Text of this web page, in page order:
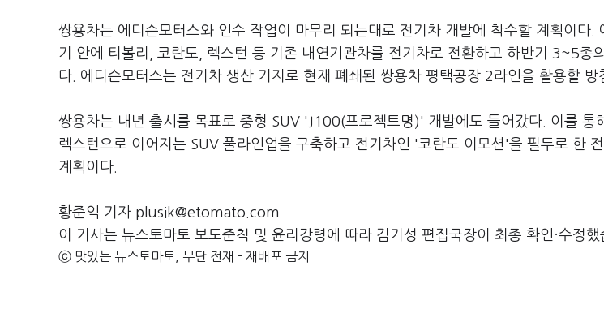
쌍용차는 에디슨모터스와 인수 작업이 마무리 되는대로 전기차 개발에 착수할 계획이다.
기 안에 티볼리, 코란도, 렉스턴 등 기존 내연기관차를 전기차로 전환하고 하반기 3~5종
다. 에디슨모터스는 전기차 생산 기지로 현재 폐쇄된 쌍용차 평택공장 2라인을 활용할 방
쌍용차는 내년 출시를 목표로 중형 SUV 'J100(프로젝트명)' 개발에도 들어갔다. 이를 통
렉스턴으로 이어지는 SUV 풀라인업을 구축하고 전기차인 '코란도 이모션'을 필두로 한
계획이다.
황준익 기자 plusik@etomato.com
이 기사는 뉴스토마토 보도준칙 및 윤리강령에 따라 김기성 편집국장이 최종 확인·수정했
ⓒ 맛있는 뉴스토마토, 무단 전재 - 재배포 금지